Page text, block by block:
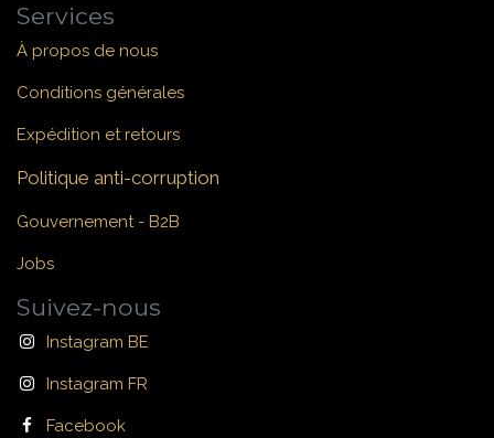
Services
À propos de nous
Conditions générales
Expédition et retours
Politique anti-corruption
Gouvernement - B2B
Jobs
Suivez-nous
Instagram BE
Instagram FR
Facebook